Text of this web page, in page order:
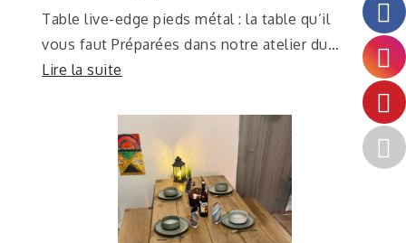
Table live-edge pieds métal : la table qu’il
vous faut Préparées dans notre atelier du…
Lire la suite